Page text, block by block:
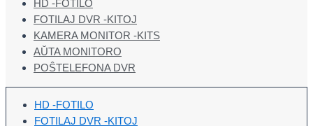
HD -FOTILO
FOTILAJ DVR -KITOJ
KAMERA MONITOR -KITS
AŬTA MONITORO
POŜTELEFONA DVR
HD -FOTILO
FOTILAJ DVR -KITOJ